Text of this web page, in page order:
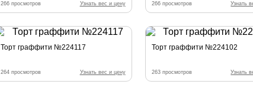
266 просмотров Узнать вес и цену 266 просмотров Узнать
Торт граффити №224117
264 просмотров Узнать вес и цену
Торт граффити №224102
263 просмотров Узнать